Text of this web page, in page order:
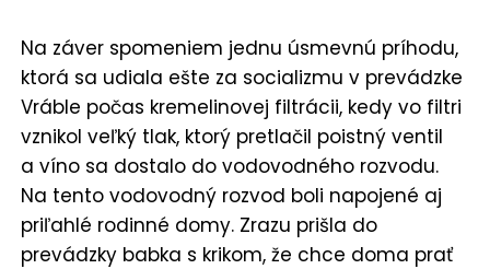
Na záver spomeniem jednu úsmevnú príhodu,
ktorá sa udiala ešte za socializmu v prevádzke
Vráble počas kremelinovej filtrácii, kedy vo filtri
vznikol veľký tlak, ktorý pretlačil poistný ventil
a víno sa dostalo do vodovodného rozvodu.
Na tento vodovodný rozvod boli napojené aj
priľahlé rodinné domy. Zrazu prišla do
prevádzky babka s krikom, že chce doma prať